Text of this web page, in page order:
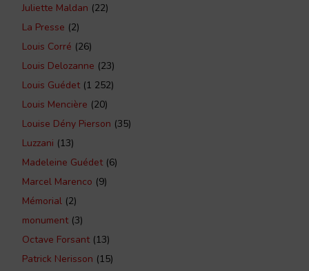
Juliette Maldan (22)
La Presse (2)
Louis Corré (26)
Louis Delozanne (23)
Louis Guédet(1 252)
Louis Mencière (20)
Louise Dény Pierson (35)
Luzzani (13)
Madeleine Guédet(6)
Marcel Marenco (9)
Mémorial (2)
monument(3)
Octave Forsant(13)
Patrick Nerisson (15)